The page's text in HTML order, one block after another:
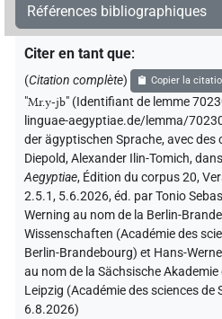
Références bibliographiques
Citer en tant que:
(Citation complète) Copier la
"Mr.y-jb" (Identifiant de lemme
linguae-aegyptiae.de/lemma/
der ägyptischen Sprache,avec des
Diepold,Alexander Ilin-Tomich,dans
Aegyptiae, Édition du corpus 20,
2.5.1, 5.6.2026, éd. par Tonio
Werning au nom de la Berlin-
Wissenschaften (Académie des
Berlin-Brandebourg) et Hans-
au nom de la Sächsische
Leipzig (Académie des sciences de
6.8.2026)